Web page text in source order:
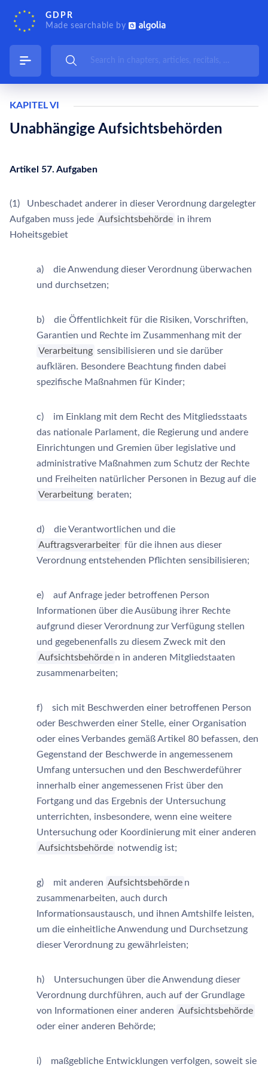
GDPR
Made searchable by
KAPITEL VI
Unabhängige Aufsichtsbehörden
Artikel 57. Aufgaben
(1) Unbeschadet anderer in dieser Verordnung dargelegter
Aufgaben muss jede Aufsichtsbehörde in ihrem
Hoheitsgebiet
a) die Anwendung dieser Verordnung überwachen
und durchsetzen;
b) die Öffentlichkeit für die Risiken, Vorschriften,
Garantien und Rechte im Zusammenhang mit der
Verarbeitung sensibilisieren und sie darüber
aufklären. Besondere Beachtung finden dabei
spezifische Maßnahmen für Kinder;
c) im Einklang mit dem Recht des Mitgliedsstaats
das nationale Parlament, die Regierung und andere
Einrichtungen und Gremien über legislative und
administrative Maßnahmen zum Schutz der Rechte
und Freiheiten natürlicher Personen in Bezug auf die
Verarbeitung beraten;
d) die Verantwortlichen und die
Auftragsverarbeiter für die ihnen aus dieser
Verordnung entstehenden Pflichten sensibilisieren;
e) auf Anfrage jeder betroffenen Person
Informationen über die Ausübung ihrer Rechte
aufgrund dieser Verordnung zur Verfügung stellen
und gegebenenfalls zu diesem Zweck mit den
Aufsichtsbehörde n in anderen Mitgliedstaaten
zusammenarbeiten;
f) sich mit Beschwerden einer betroffenen Person
oder Beschwerden einer Stelle, einer Organisation
oder eines Verbandes gemäß Artikel 80 befassen, den
Gegenstand der Beschwerde in angemessenem
Umfang untersuchen und den Beschwerdeführer
innerhalb einer angemessenen Frist über den
Fortgang und das Ergebnis der Untersuchung
unterrichten, insbesondere, wenn eine weitere
Untersuchung oder Koordinierung mit einer anderen
Aufsichtsbehörde notwendig ist;
g) mit anderen Aufsichtsbehörde n
zusammenarbeiten, auch durch
Informationsaustausch, und ihnen Amtshilfe leisten,
um die einheitliche Anwendung und Durchsetzung
dieser Verordnung zu gewährleisten;
h) Untersuchungen über die Anwendung dieser
Verordnung durchführen, auch auf der Grundlage
von Informationen einer anderen Aufsichtsbehörde
oder einer anderen Behörde;
i) maßgebliche Entwicklungen verfolgen, soweit sie